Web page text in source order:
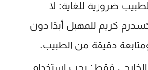
ضرورية للغاية: لا
كريم للمهبل أبدًا دون
دقيقة من الطبيب.
الخارجي فقط: يجب استخدام